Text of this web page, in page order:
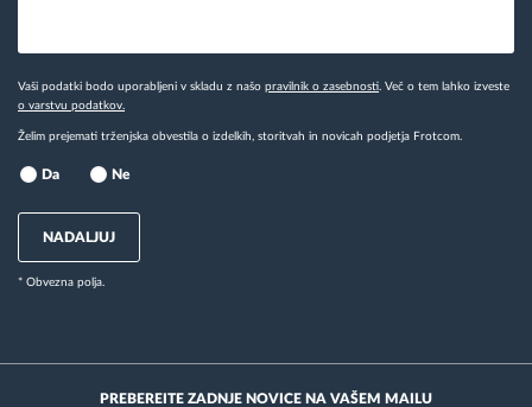
Vaši podatki bodo uporabljeni v skladu z našo pravilnik o zasebnosti . Več o tem lahko izveste
o varstvu podatkov.
Želim prejemati trženjska obvestila o izdelkih, storitvah in novicah podjetja Frotcom.
Da Ne
NADALJUJ
* Obvezna polja.
PREBEREITE ZADNJE NOVICE NA VAŠEM MAILU